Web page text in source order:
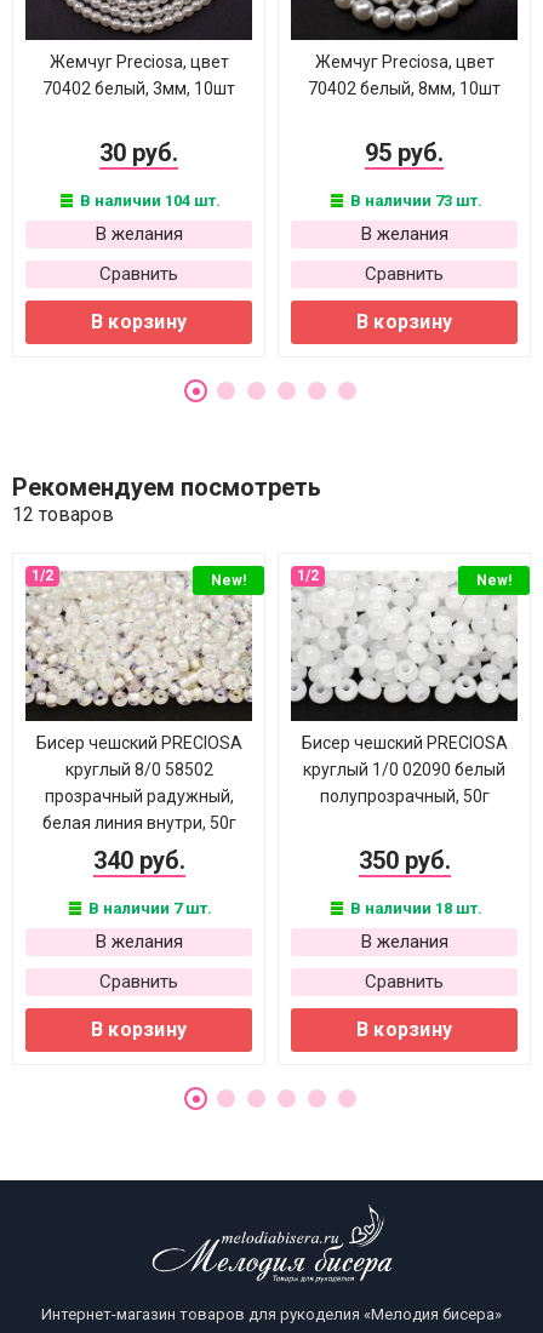
Жемчуг Preciosa, цвет
70402 белый, 3мм, 10шт
30 руб.
В наличии 104 шт.
В желания
Сравнить
В корзину
Жемчуг Preciosa, цвет
70402 белый, 8мм, 10шт
95 руб.
В наличии 73 шт.
В желания
Сравнить
В корзину
Рекомендуем посмотреть
12 товаров
New!
Бисер чешский PRECIOSA
круглый 8/0 58502
прозрачный радужный,
белая линия внутри, 50г
340 руб.
В наличии 7 шт.
В желания
Сравнить
В корзину
New!
Бисер чешский PRECIOSA
круглый 1/0 02090 белый
полупрозрачный, 50г
350 руб.
В наличии 18 шт.
В желания
Сравнить
В корзину
Интернет-магазин товаров для рукоделия «Мелодия бисера»